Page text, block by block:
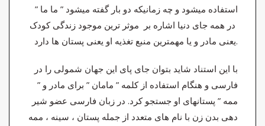
استفاده میشود و چه زمانیکه دو بار گفته میشود ” ما ما ”
در همه جای دنیا اشاره بر موثر ترین موجود زندگی کودک
یعنی مادر و یا مهمترین منبع تغذیه او یعنی پستان ها دارد.
با این استناد شاید بتوان جای پای این جهان شمولی را در
فارسی و هنگام استفاده از کلمه ” مامان ” برای مادر و ”
ممه ” پستانهای او جستجو کرد. در زبان فارسی عضو شیر
دهی بدن زن با نام های متعدد از جمله پستان ، سینه ، ممه